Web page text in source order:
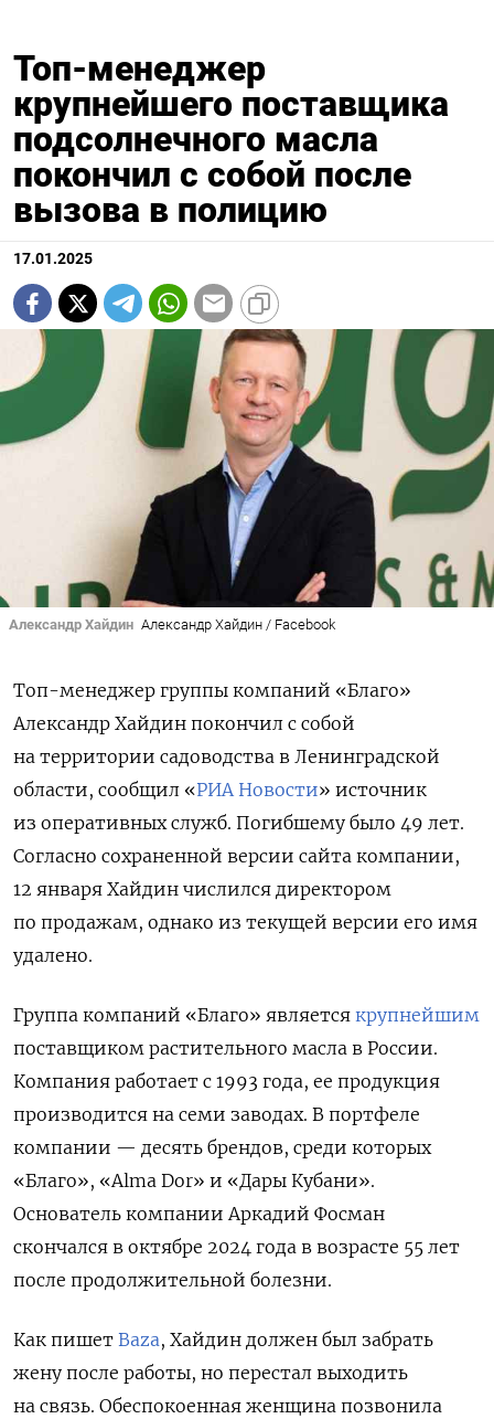
Топ-менеджер
крупнейшего поставщика
подсолнечного масла
покончил с собой после
вызова в полицию
17.01.2025
Александр Хайдин Александр Хайдин / Facebook
Топ-менеджер группы компаний «Благо»
Александр Хайдин покончил с собой
на территории садоводства в Ленинградской
области, сообщил «РИА Новости» источник
из оперативных служб. Погибшему было 49 лет.
Согласно сохраненной версии сайта компании,
12 января Хайдин числился директором
по продажам, однако из текущей версии его имя
удалено.
Группа компаний «Благо» является крупнейшим
поставщиком растительного масла в России.
Компания работает с 1993 года, ее продукция
производится на семи заводах. В портфеле
компании — десять брендов, среди которых
«Благо», «Alma Dor» и «Дары Кубани».
Основатель компании Аркадий Фосман
скончался в октябре 2024 года в возрасте 55 лет
после продолжительной болезни.
Как пишет Baza, Хайдин должен был забрать
жену после работы, но перестал выходить
на связь. Обеспокоенная женщина позвонила